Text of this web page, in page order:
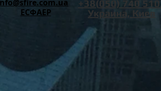
+38(‎050) 740
Украина, Киев
ЕСФАЕР